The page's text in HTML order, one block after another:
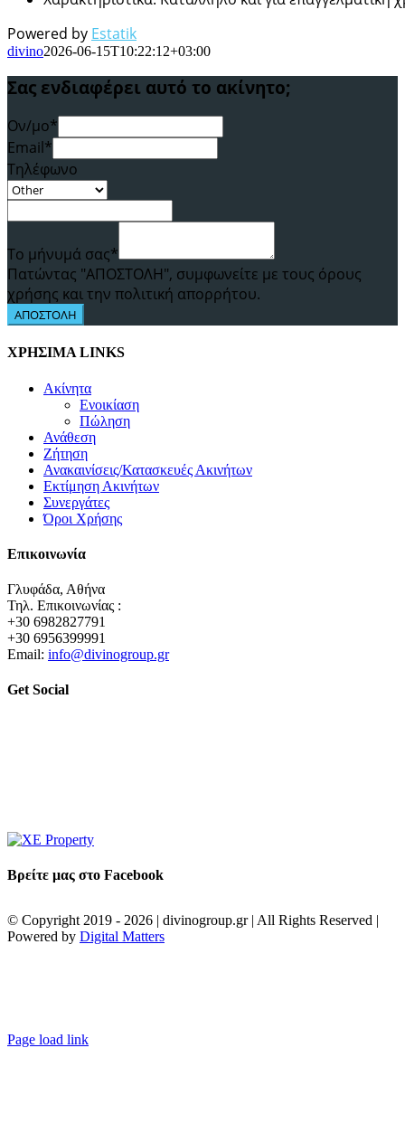
Powered by Estatik
divino2026-06-15T10:22:12+03:00
Σας ενδιαφέρει αυτό το ακίνητο;
Ον/μο*
Email*
Τηλέφωνο
Το μήνυμά σας*
Πατώντας "ΑΠΟΣΤΟΛΗ", συμφωνείτε με τους όρους
χρήσης και την πολιτική απορρήτου.
ΑΠΟΣΤΟΛΗ
ΧΡΗΣΙΜΑ LINKS
Ακίνητα
Ενοικίαση
Πώληση
Ανάθεση
Ζήτηση
Ανακαινίσεις/Κατασκευές Ακινήτων
Εκτίμηση Ακινήτων
Συνεργάτες
Όροι Χρήσης
Επικοινωνία
Γλυφάδα, Αθήνα
Τηλ. Επικοινωνίας :
+30 6982827791
+30 6956399991
Email: info@divinogroup.gr
Get Social
Βρείτε μας στο Facebook
© Copyright 2019 - 2026 | divinogroup.gr | All Rights Reserved |
Powered by Digital Matters
Page load link